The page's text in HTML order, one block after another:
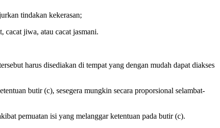
tindakan kekerasan;
cacat jiwa, atau cacat jasmani.
harus disediakan di tempat yang dengan mudah dapat diakses
butir (c), sesegera mungkin secara proporsional selambat-
pemuatan isi yang melanggar ketentuan pada butir (c).